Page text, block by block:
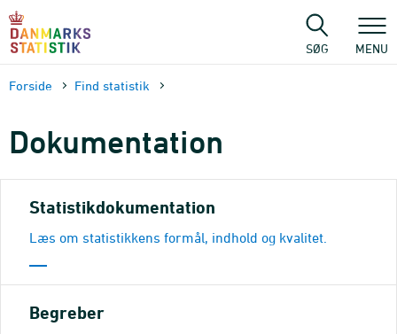
sidens
SØG MENU
Forside Find statistik
Dokumen­tation
Statistikdokumentation
Læs om statistikkens formål, indhold og kvalitet.
Begreber